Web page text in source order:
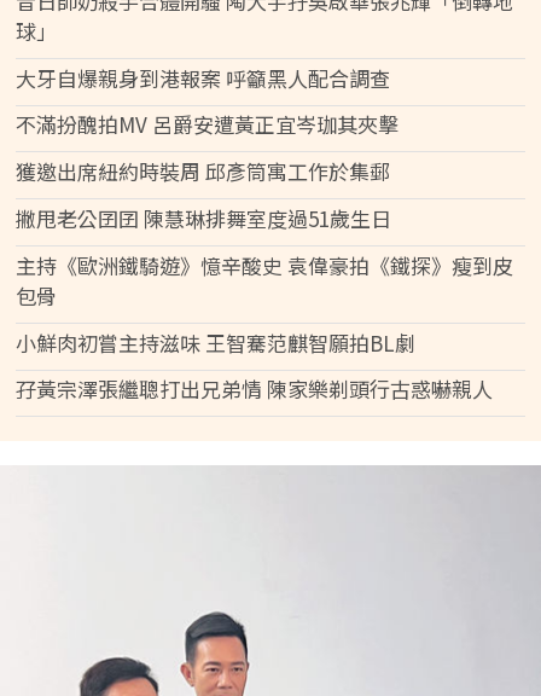
球」
大牙自爆親身到港報案 呼籲黑人配合調查
不滿扮醜拍MV 呂爵安遭黃正宜岑珈其夾擊
獲邀出席紐約時裝周 邱彥筒寓工作於集郵
撇甩老公囝囝 陳慧琳排舞室度過51歲生日
主持《歐洲鐵騎遊》憶辛酸史 袁偉豪拍《鐵探》瘦到皮
包骨
小鮮肉初嘗主持滋味 王智騫范麒智願拍BL劇
孖黃宗澤張繼聰打出兄弟情 陳家樂剃頭行古惑嚇親人